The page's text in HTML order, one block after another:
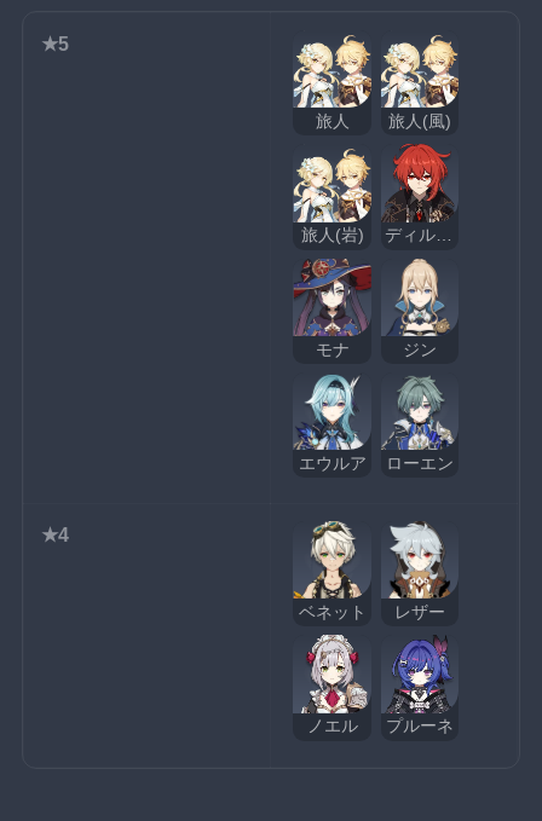
★5
旅人 旅人(風)
旅人(岩) ディルック
モナ ジン
エウルア ローエン
★4
ベネット レザー
ノエル プルーネ